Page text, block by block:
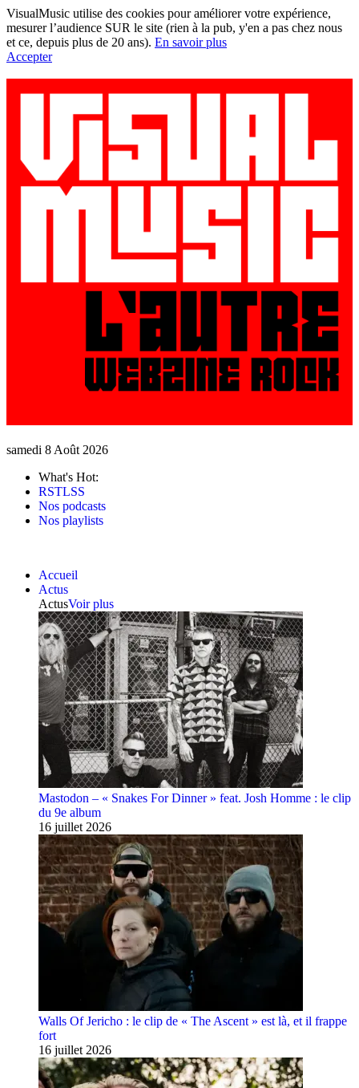
VisualMusic utilise des cookies pour améliorer votre expérience,
mesurer l’audience SUR le site (rien à la pub, y'en a pas chez nous
et ce, depuis plus de 20 ans). En savoir plus
Accepter
samedi 8 Août 2026
What's Hot:
RSTLSS
Nos podcasts
Nos playlists
Accueil
Actus
ActusVoir plus
Mastodon – « Snakes For Dinner » feat. Josh Homme : le clip
du 9e album
16 juillet 2026
Walls Of Jericho : le clip de « The Ascent » est là, et il frappe
fort
16 juillet 2026